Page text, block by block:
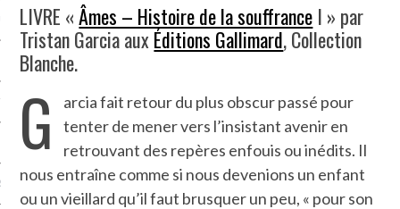
LIVRE «Âmes – Histoire de la souffrance I » par
Tristan Garcia auxÉditions Gallimard, Collection
Blanche.
G
arcia fait retour du plus obscur passé pour
tenter de mener vers l’insistant avenir en
retrouvant des repères enfouis ou inédits. Il
nous entraîne comme si nous devenions un enfant
ou un vieillard qu’il faut brusquer un peu, « pour son